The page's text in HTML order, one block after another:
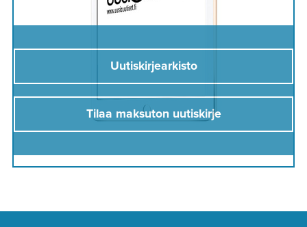
Uutiskirjearkisto
Tilaa maksuton uutiskirje